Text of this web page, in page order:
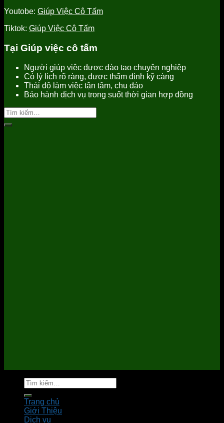
Youtobe: Giúp Việc Cô Tấm
Tiktok: Giúp Việc Cô Tấm
Tại Giúp việc cô tấm
Người giúp việc được đào tạo chuyên nghiệp
Có lý lịch rõ ràng, được thẩm định kỹ càng
Thái độ làm việc tận tâm, chu đáo
Bảo hành dịch vụ trong suốt thời gian hợp đồng
Tìm
kiếm:
Tìm
kiếm:
Trang chủ
Giới Thiệu
Dịch vụ